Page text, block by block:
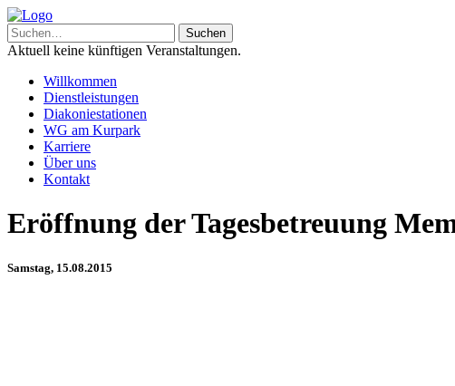
Aktuell keine künftigen Veranstaltungen.
Willkommen
Dienstleistungen
Diakoniestationen
WG am Kurpark
Karriere
Über uns
Kontakt
Eröffnung der Tagesbetreuung
Samstag, 15.08.2015